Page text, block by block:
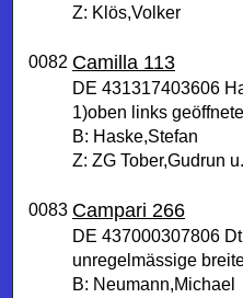
Z: Klös,Volker
0082 Camilla 113
DE 431317403606
1)oben links
B: Haske,Stefan
Z: ZG Tober,Gudrun
0083 Campari 266
DE 437000307806
unregelmässige
B: Neumann,Michael